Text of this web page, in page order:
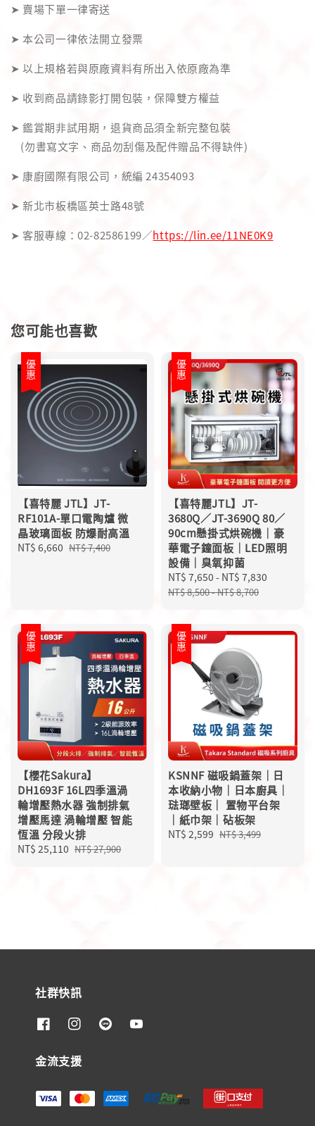
➤ 賣場下單一律寄送
➤ 本公司一律依法開立發票
➤ 以上規格若與原廠資料有所出入依原廠為準
➤ 收到商品請錄影打開包裝，保障雙方權益
➤ 鑑賞期非試用期，退貨商品須全新完整包裝
(勿書寫文字、商品勿刮傷及配件贈品不得缺件)
➤ 康廚國際有限公司，統編 24354093
➤ 新北市板橋區英士路48號
➤ 客服專線：02-82586199／https://lin.ee/11NE0K9
您可能也喜歡
優惠
【喜特麗 JTL】JT-
RF101A-單口電陶爐 微
晶玻璃面板 防爆耐高溫
Sale
NT$ 6,660 Regular
NT$ 7,400
優惠
【喜特麗JTL】JT-
3680Q／JT-3690Q 80／
90cm懸掛式烘碗機｜豪
華電子鐘面板｜LED照明
設備｜臭氧抑菌
Sale
price
NT$ 7,650 - NT$ 7,830
NT$ 8,500-NT$ 8,700
優惠
【櫻花Sakura】
DH1693F 16L四季溫渦
輪增壓熱水器 強制排氣
增壓馬達 渦輪增壓 智能
恆溫 分段火排
Sale
NT$ 25,110 Regular
NT$ 27,900
優惠
KSNNF 磁吸鍋蓋架｜日
本收納小物｜日本廚具｜
琺瑯壁板｜ 置物平台架
｜紙巾架｜砧板架
Sale
NT$ 2,599 Regular
NT$ 3,499
社群快訊
金流支援